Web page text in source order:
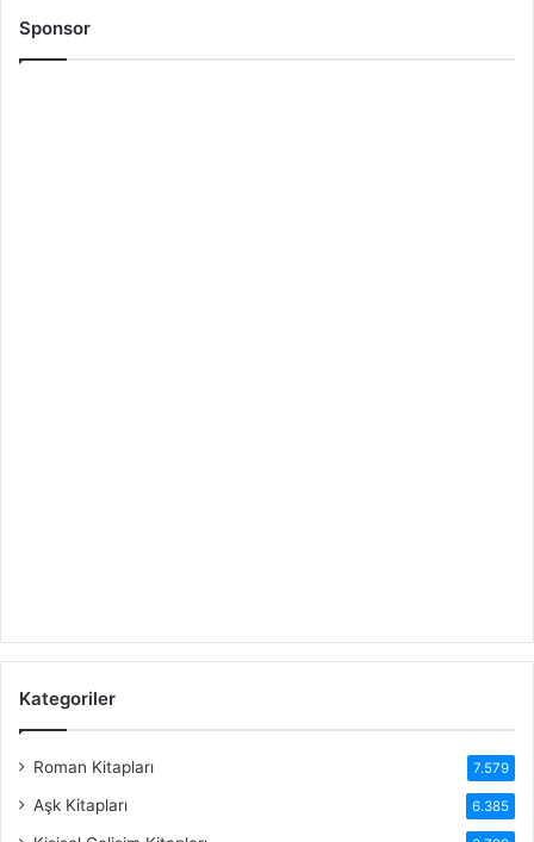
Sponsor
Kategoriler
Roman Kitapları 7.579
Aşk Kitapları 6.385